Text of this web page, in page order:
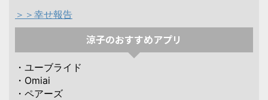
＞＞幸せ報告
涼子のおすすめアプリ
・ユーブライド
・Omiai
・ペアーズ